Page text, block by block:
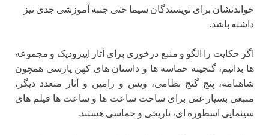
خواندنشان برای نویسندگان سیما حتی جنبه آموزشی جدی نیز
داشته باشد.
اگر حکایت را الگو و منبع درخوری برای آثار اپیزودیک و مجموعه
ها بدانیم، گنجینه حماسه ها و داستان های کهن پارسی همچون
شاهنامه، پنج گنج نظامی، ویس و رامین و آثار متعدد دیگر،
منبعی بسیار غنی برای ساخت ساعت ها و ساعت ها فیلم های
سینمایی اسطوره ای، تاریخی و حماسی هستند.